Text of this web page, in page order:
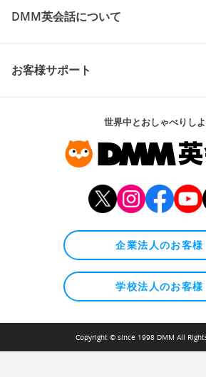
DMM英会話について
お客様サポート
世界中とおしゃべりし
企業法人のお客様
学校法人のお客様
Copyright © since 1998 DMM All